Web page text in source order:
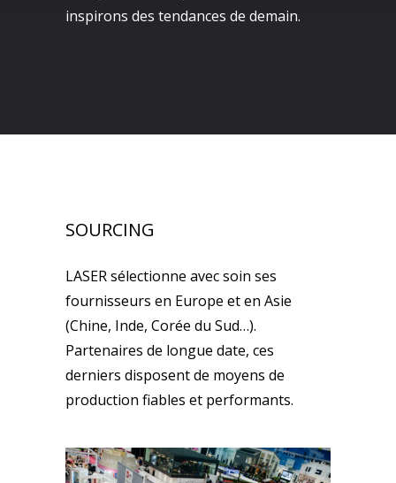
inspirons des tendances de demain.
SOURCING
LASER sélectionne avec soin ses
fournisseurs en Europe et en Asie
(Chine, Inde, Corée du Sud…).
Partenaires de longue date, ces
derniers disposent de moyens de
production fiables et performants.